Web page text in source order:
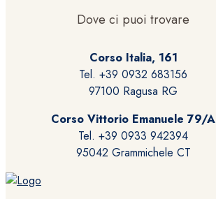
Dove ci puoi trovare
Corso Italia, 161
Tel. +39 0932 683156
97100 Ragusa RG
Corso Vittorio Emanuele 79/A
Tel. +39 0933 942394
95042 Grammichele CT